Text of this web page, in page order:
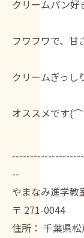
クリームパン好
フワフワで、甘
クリームぎっし
オススメです
--
やまなみ進学教
〒 271-0044
住所： 千葉県